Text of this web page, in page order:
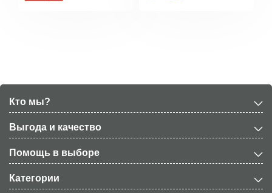
Кто мы?
Выгода и качество
Помощь в выборе
Категории